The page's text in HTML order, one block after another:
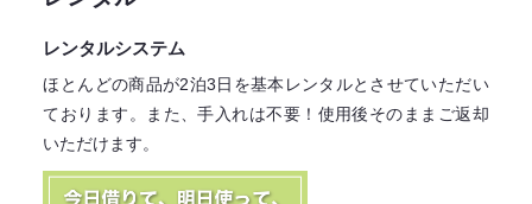
レンタルシステム
ほとんどの商品が2泊3日を基本レンタルとさせていただい
ております。
また、手入れは不要！ 使用後そのままご返却
いただけます。